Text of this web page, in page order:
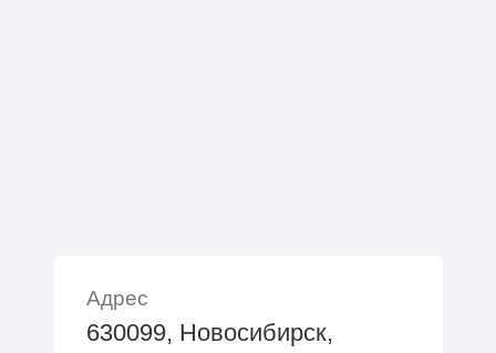
Адрес
630099, Новосибирск,